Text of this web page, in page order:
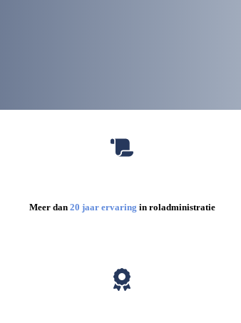
Meer dan 20 jaar ervaring in roladministratie